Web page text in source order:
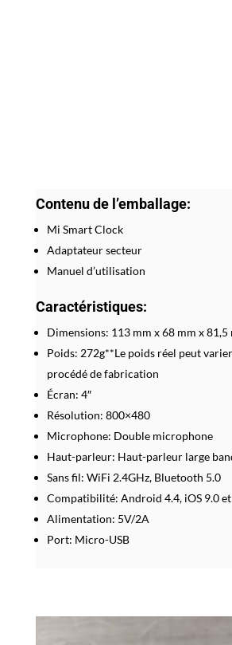
Contenu de l’emballage:
Mi Smart Clock
Adaptateur secteur
Manuel d’utilisation
Caractéristiques:
Dimensions: 113 mm x 68 mm x 81,5
Poids: 272g**Le poids réel peut
procédé de fabrication
Écran: 4″
Résolution: 800×480
Microphone: Double microphone
Haut-parleur: Haut-parleur large
Sans fil: WiFi 2.4GHz, Bluetooth 5.0
Compatibilité: Android 4.4, iOS 9.0
Alimentation: 5V/2A
Port: Micro-USB